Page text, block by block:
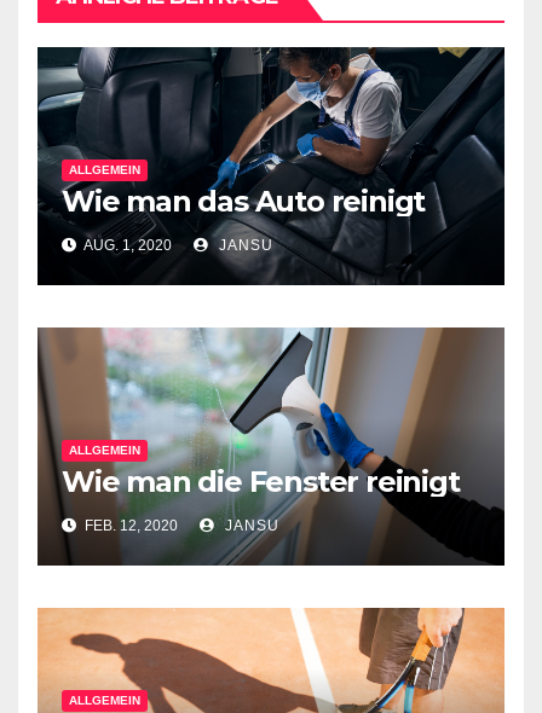
ALLGEMEIN
Wie man das Auto reinigt
AUG. 1, 2020 JANSU
ALLGEMEIN
Wie man die Fenster reinigt
FEB. 12, 2020 JANSU
ALLGEMEIN